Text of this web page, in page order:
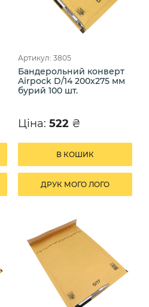
Артикул: 3805
Бандерольний конверт
Airpock D/14 200х275 мм
бурий 100 шт.
Ціна: 522 ₴
В КОШИК
ДРУК МОГО ЛОГО